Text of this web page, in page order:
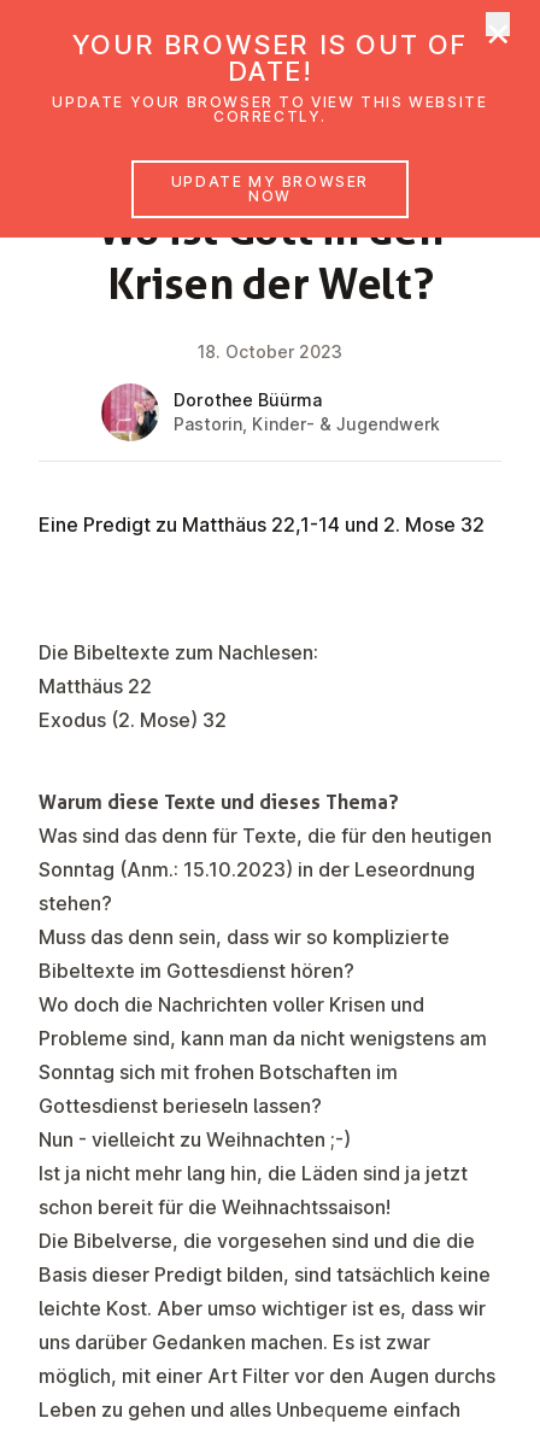
Wo ist Gott in den
Krisen der Welt?
FAITH IMPULSE
18. October 2023
Dorothee Büürma
Pastorin, Kinder- & Jugendwerk
Eine Predigt zu Matthäus 22,1-14 und 2. Mose 32
Die Bibeltexte zum Nachlesen:
Matthäus 22
Exodus (2. Mose) 32
Warum diese Texte und dieses Thema?
Was sind das denn für Texte, die für den heutigen
Sonntag (Anm.: 15.10.2023) in der Leseordnung
stehen?
Muss das denn sein, dass wir so komplizierte
Bibeltexte im Gottesdienst hören?
Wo doch die Nachrichten voller Krisen und
Probleme sind, kann man da nicht wenigstens am
Sonntag sich mit frohen Botschaften im
Gottesdienst berieseln lassen?
Nun - vielleicht zu Weihnachten ;-)
Ist ja nicht mehr lang hin, die Läden sind ja jetzt
schon bereit für die Weihnachtssaison!
Die Bibelverse, die vorgesehen sind und die die
Basis dieser Predigt bilden, sind tatsächlich keine
leichte Kost. Aber umso wichtiger ist es, dass wir
uns darüber Gedanken machen. Es ist zwar
möglich, mit einer Art Filter vor den Augen durchs
Leben zu gehen und alles Unbequeme einfach
YOUR BROWSER IS OUT OF
DATE!
UPDATE YOUR BROWSER TO VIEW THIS WEBSITE
CORRECTLY.
UPDATE MY BROWSER
NOW
×